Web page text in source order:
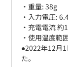
・重量: 38g
・入力電圧:
・充電電流 約
・使用温度範
●2022年12月
た。